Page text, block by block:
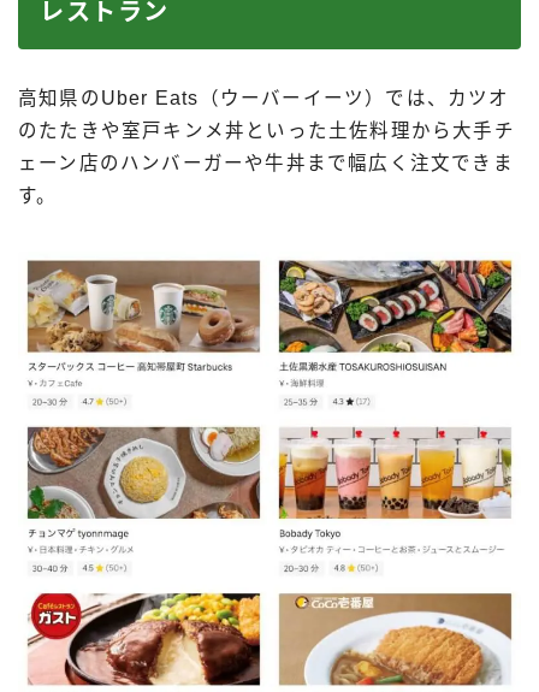
レストラン
高知県のUber Eats（ウーバーイーツ）では、カツオ
のたたきや室戸キンメ丼といった土佐料理から大手チ
ェーン店のハンバーガーや牛丼まで幅広く注文できま
す。